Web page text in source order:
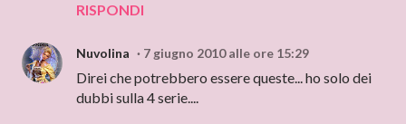
RISPONDI
Nuvolina 7 giugno 2010 alle ore 15:29
Direi che potrebbero essere queste... ho solo dei
dubbi sulla 4 serie....